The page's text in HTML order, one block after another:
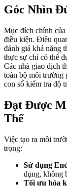
Góc Nhìn
Mục đích chính của
điều kiện. Điều
đánh giá khả năng
thực sự chỉ có thể
Các nhà giao dịch
toàn bộ môi trường
con số kiểm tra độ
Đạt Được
Thể
Việc tạo ra môi
trọng:
Sử dụng
dụng, không
Tối ưu hóa